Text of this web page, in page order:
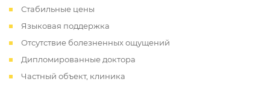
Стабильные цены
Языковая поддержка
Отсутствие болезненных ощущений
Дипломированные доктора
Частный объект, клиника